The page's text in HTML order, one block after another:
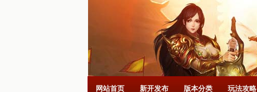
网站首页 新开发布 版本分类 玩法攻略